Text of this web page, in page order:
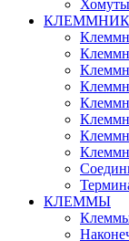
КЛЕММЫ